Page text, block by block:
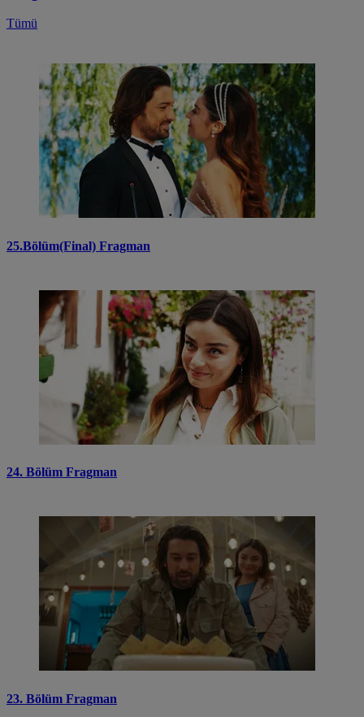
Tümü
25.Bölüm(Final) Fragman
24. Bölüm Fragman
23. Bölüm Fragman